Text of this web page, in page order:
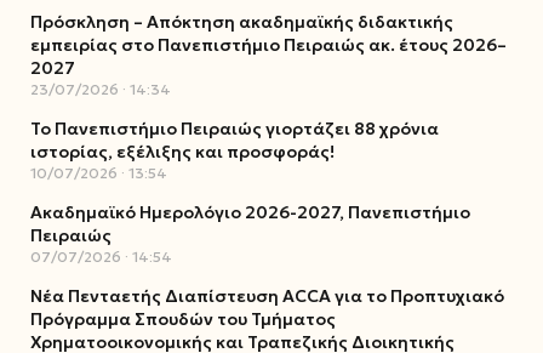
Πρόσκληση – Απόκτηση ακαδημαϊκής διδακτικής
εμπειρίας στο Πανεπιστήμιο Πειραιώς ακ. έτους 2026–
2027
23/07/2026 14:34
Το Πανεπιστήμιο Πειραιώς γιορτάζει 88 χρόνια
ιστορίας, εξέλιξης και προσφοράς!
10/07/2026 13:54
Ακαδημαϊκό Ημερολόγιο 2026-2027, Πανεπιστήμιο
Πειραιώς
07/07/2026 14:54
Νέα Πενταετής Διαπίστευση ACCA για το Προπτυχιακό
Πρόγραμμα Σπουδών του Τμήματος
Χρηματοοικονομικής και Τραπεζικής Διοικητικής